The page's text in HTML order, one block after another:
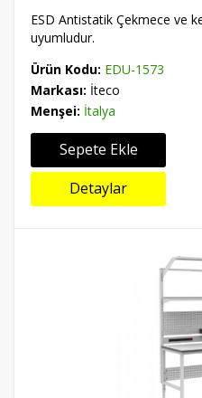
ESD Antistatik Çekmece ve
uyumludur.
Ürün Kodu: EDU-1573
Markası: İteco
Menşei: İtalya
Sepete Ekle
Detaylar